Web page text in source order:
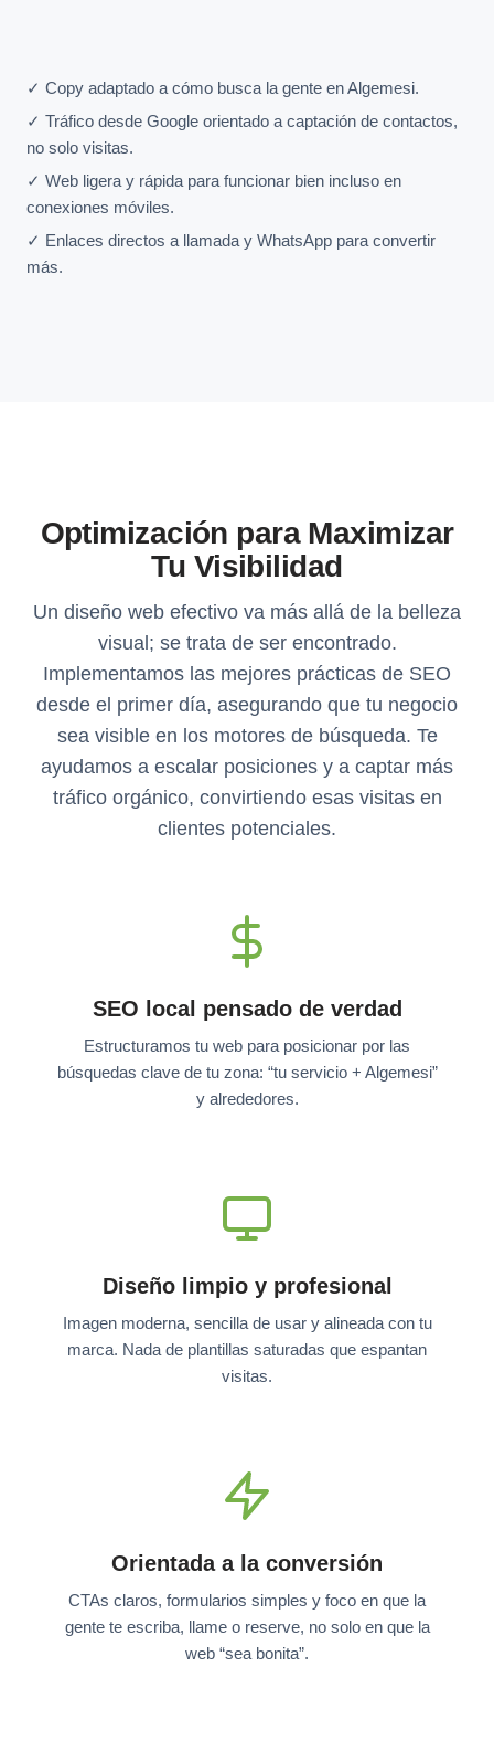
✓ Copy adaptado a cómo busca la gente en Algemesi.
✓ Tráfico desde Google orientado a captación de contactos,
no solo visitas.
✓ Web ligera y rápida para funcionar bien incluso en
conexiones móviles.
✓ Enlaces directos a llamada y WhatsApp para convertir
más.
Optimización para Maximizar
Tu Visibilidad
Un diseño web efectivo va más allá de la belleza
visual; se trata de ser encontrado.
Implementamos las mejores prácticas de SEO
desde el primer día, asegurando que tu negocio
sea visible en los motores de búsqueda. Te
ayudamos a escalar posiciones y a captar más
tráfico orgánico, convirtiendo esas visitas en
clientes potenciales.
SEO local pensado de verdad
Estructuramos tu web para posicionar por las
búsquedas clave de tu zona: “tu servicio + Algemesi”
y alrededores.
Diseño limpio y profesional
Imagen moderna, sencilla de usar y alineada con tu
marca. Nada de plantillas saturadas que espantan
visitas.
Orientada a la conversión
CTAs claros, formularios simples y foco en que la
gente te escriba, llame o reserve, no solo en que la
web “sea bonita”.